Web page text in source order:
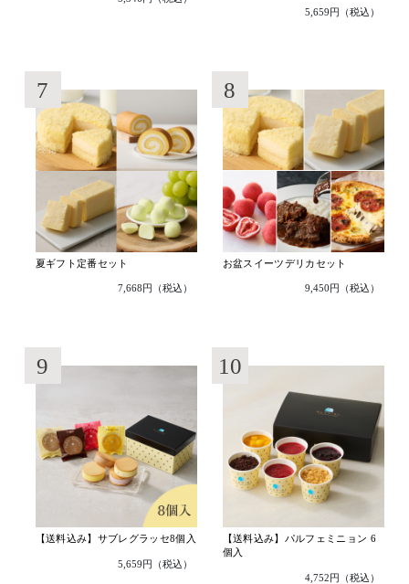
5,659円（税込）
7
夏ギフト定番セット
7,668円（税込）
8
お盆スイーツデリカセット
9,450円（税込）
9
【送料込み】サブレグラッセ8個入
5,659円（税込）
10
【送料込み】パルフェミニョン 6
個入
4,752円（税込）